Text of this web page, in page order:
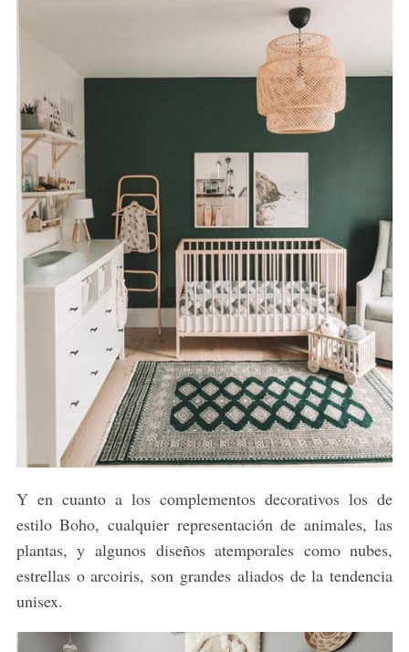
Y en cuanto a los complementos decorativos los de
estilo Boho, cualquier representación de animales, las
plantas, y algunos diseños atemporales como nubes,
estrellas o arcoiris, son grandes aliados de la tendencia
unisex.